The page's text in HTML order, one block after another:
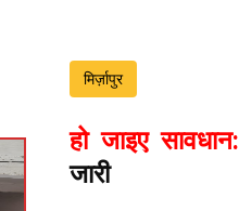
मिर्ज़ापुर
हो जाइए सावधान:
जारी